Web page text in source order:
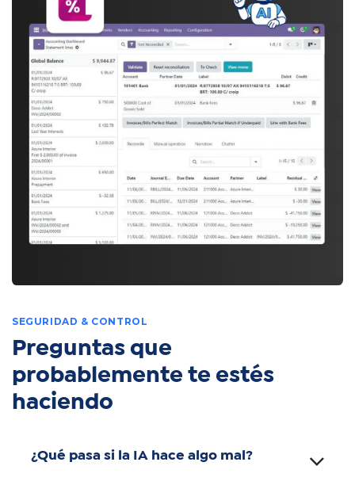
SEGURIDAD & CONTROL
Preguntas que
probablemente te estés
haciendo
¿Qué pasa si la IA hace algo mal?